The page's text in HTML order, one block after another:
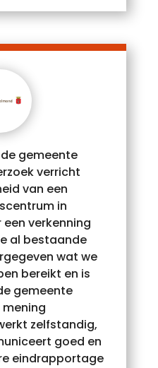
de gemeente
verricht
van een
in
een verkenning
al bestaande
wat we
bereikt en is
gemeente
zelfstandig,
goed en
eindrapportage